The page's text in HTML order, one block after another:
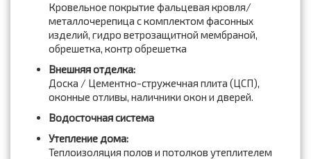
Кровельное покрытие фальцевая кровля/
металлочерепица с комплектом фасонных
изделий, гидро ветрозащитной мембраной,
обрешетка, контр обрешетка
Внешняя отделка:
Доска / Цементно-стружечная плита (ЦСП),
оконные отливы, наличники окон и дверей.
Водосточная система
Утепление дома:
Теплоизоляция полов и потолков утеплителем